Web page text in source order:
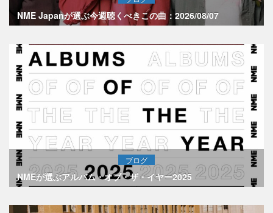
NME Japanが選ぶ今週聴くべきこの曲：2026/08/07
ブログ
NMEが選ぶアルバム・オブ・ザ・イヤー2025